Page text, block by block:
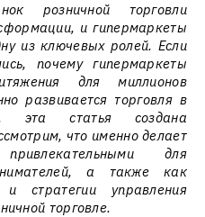
розничной торговли
и гипермаркеты
из ключевых ролей. Если
почему гипермаркеты
для миллионов
развивается торговля в
эта статья создана
что именно делает
для
а также как
и стратегии управления
торговле.